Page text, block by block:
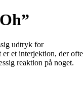
udtryk for
er et interjektion, der ofte
reaktion på noget.